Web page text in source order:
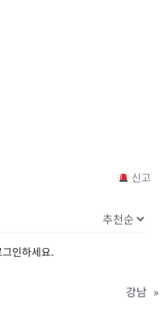
신고
인하세요.
강남 »